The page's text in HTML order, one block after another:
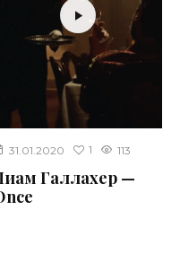
31.01.2020 1 113
Галлахер —